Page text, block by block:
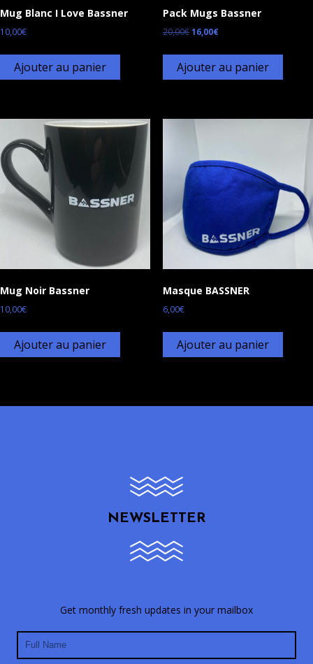
Mug Blanc I Love Bassner
10,00€
Ajouter au panier
Pack Mugs Bassner
20,00€16,00€
Ajouter au panier
Mug Noir Bassner
10,00€
Ajouter au panier
Masque BASSNER
6,00€
Ajouter au panier
NEWSLETTER
Get monthly fresh updates in your mailbox